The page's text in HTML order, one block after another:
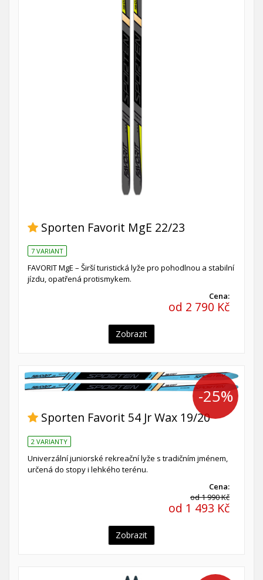
Sporten Favorit MgE 22/23
7 VARIANT
FAVORIT MgE – Širší turistická lyže pro pohodlnou a stabilní
jízdu, opatřená protismykem.
Cena:
od 2 790 Kč
Zobrazit
-25%
Sporten Favorit 54 Jr Wax 19/20
2 VARIANTY
Univerzální juniorské rekreační lyže s tradičním jménem,
určená do stopy i lehkého terénu.
Cena:
od 1 990 Kč
od 1 493 Kč
Zobrazit